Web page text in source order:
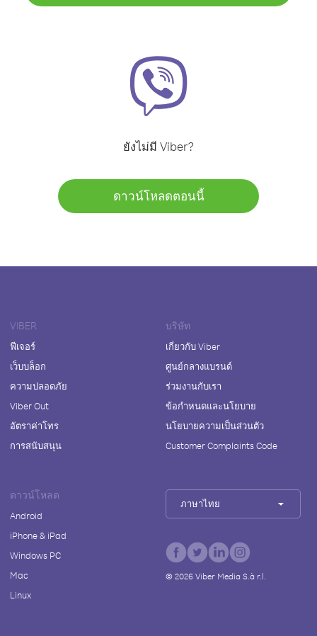
ยังไม่มี Viber?
ดาวน์โหลดตอนนี้
VIBER
ฟีเจอร์
เว็บบล็อก
ความปลอดภัย
Viber Out
อัตราค่าโทร
การสนับสนุน
บริษัท
เกี่ยวกับ Viber
ศูนย์กลางแบรนด์
ร่วมงานกับเรา
ข้อกำหนดและนโยบาย
นโยบายความเป็นส่วนตัว
Customer Complaints Code
ดาวน์โหลด
Android
iPhone & iPad
Windows PC
Mac
Linux
ภาษาไทย
© 2026Viber Media S.à r.l.